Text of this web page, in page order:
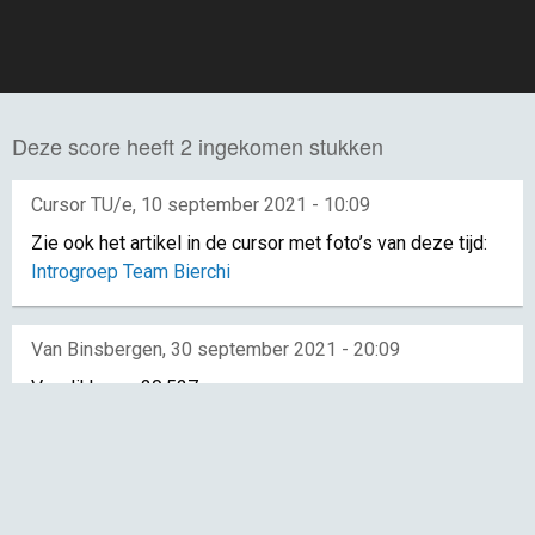
Deze score heeft 2 ingekomen stukken
Cursor TU/e, 10 september 2021 - 10:09
Zie ook het artikel in de cursor met foto’s van deze tijd:
Introgroep Team Bierchi
Van Binsbergen, 30 september 2021 - 20:09
Verslikken – 20.527